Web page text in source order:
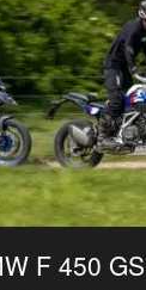
F 450